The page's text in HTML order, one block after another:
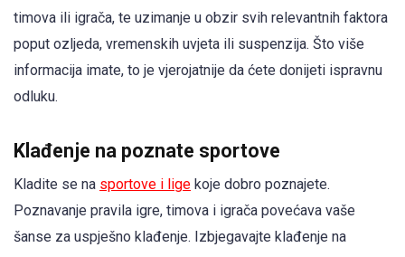
timova ili igrača, te uzimanje u obzir svih relevantnih faktora
poput ozljeda, vremenskih uvjeta ili suspenzija. Što više
informacija imate, to je vjerojatnije da ćete donijeti ispravnu
odluku.
Klađenje na poznate sportove
Kladite se na sportove i lige koje dobro poznajete.
Poznavanje pravila igre, timova i igrača povećava vaše
šanse za uspješno klađenje. Izbjegavajte klađenje na